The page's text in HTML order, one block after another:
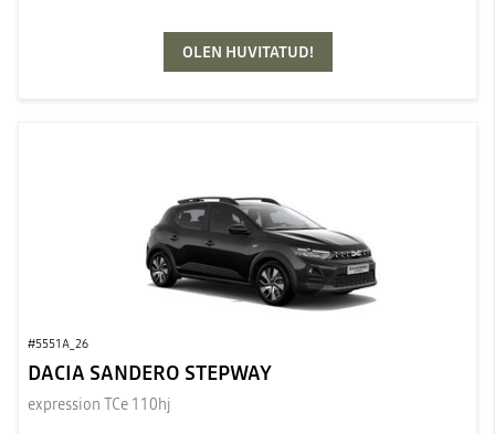
OLEN HUVITATUD!
#5551A_26
DACIA SANDERO STEPWAY
expression TCe 110hj